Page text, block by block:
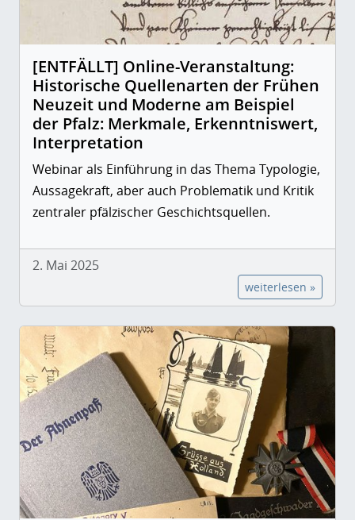
[ENTFÄLLT] Online-Veranstaltung:
Historische Quellenarten der Frühen
Neuzeit und Moderne am Beispiel
der Pfalz: Merkmale, Erkenntniswert,
Interpretation
Webinar als Einführung in das Thema Typologie,
Aussagekraft, aber auch Problematik und Kritik
zentraler pfälzischer Geschichtsquellen.
2. Mai 2025
weiterlesen »